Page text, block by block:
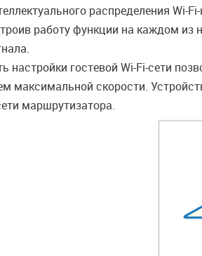
распределения Wi-
работу функции на каждом
настройки гостевой Wi-Fi-сети
максимальной скорости.
маршрутизатора.